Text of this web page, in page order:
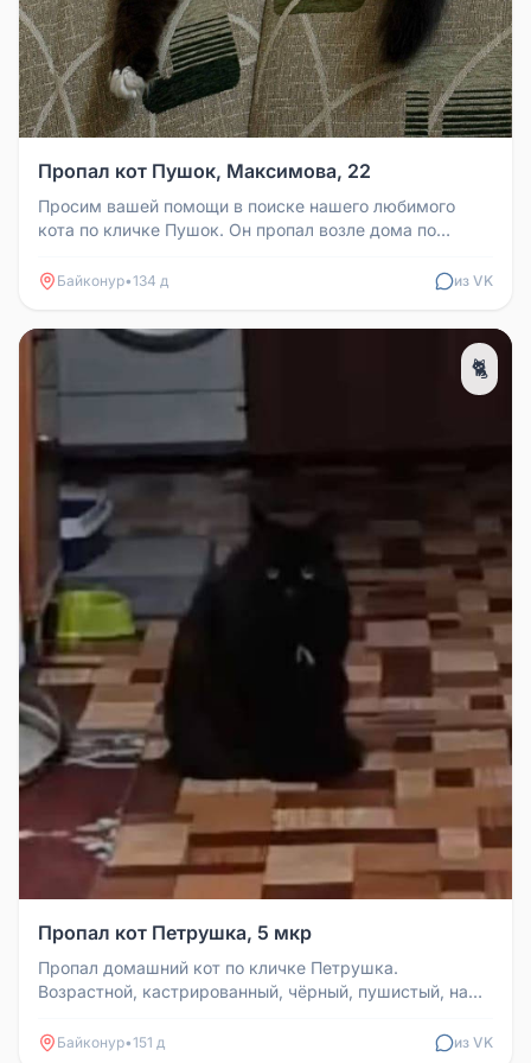
Пропал кот Пушок, Максимова, 22
Просим вашей помощи в поиске нашего любимого
кота по кличке Пушок. Он пропал возле дома по
Байконур•134 д из VK
🐈
Пропал кот Петрушка, 5 мкр
Пропал домашний кот по кличке Петрушка.
Возрастной, кастрированный, чёрный, пушистый, на
Байконур•151 д из VK